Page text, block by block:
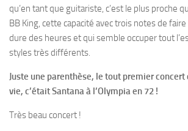
qu’en tant que guitariste, c’est le plus proche
BB King, cette capacité avec trois notes de
dure des heures et qui semble occuper tout
styles très différents.
Juste une parenthèse, le tout premier concert
vie, c’était Santana à l’Olympia en 72 !
Très beau concert !